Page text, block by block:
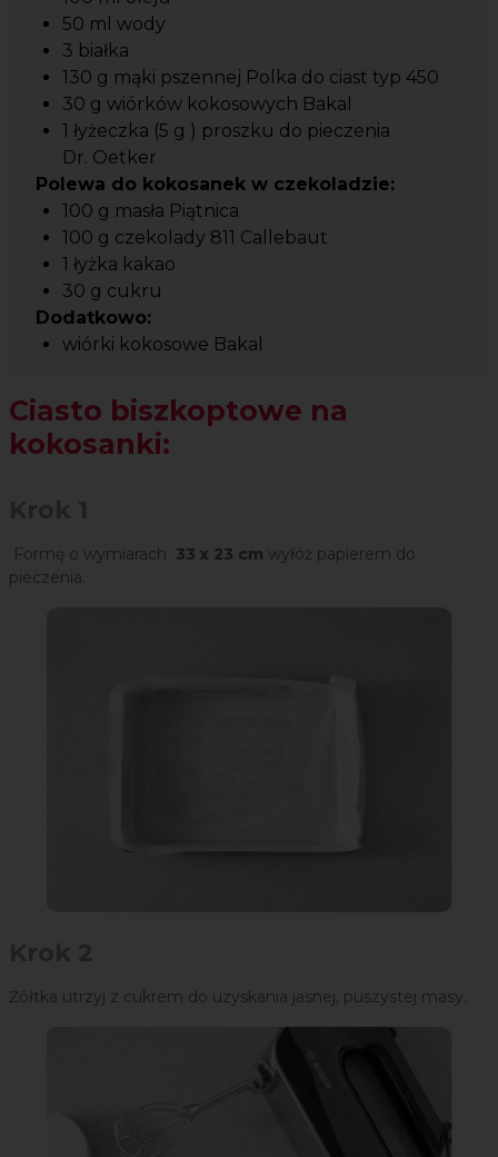
50 ml wody
3 białka
130 g mąki pszennej Polka do ciast typ 450
30 g wiórków kokosowych Bakal
1 łyżeczka (5 g ) proszku do pieczenia
Dr. Oetker
Polewa do kokosanek w czekoladzie:
100 g masła Piątnica
100 g czekolady 811 Callebaut
1 łyżka kakao
30 g cukru
Dodatkowo:
wiórki kokosowe Bakal
Ciasto biszkoptowe na
kokosanki:
Formę o wymiarach 33 x 23 cm wyłóż papierem do
pieczenia.
Żółtka utrzyj z cukrem do uzyskania jasnej, puszystej masy.